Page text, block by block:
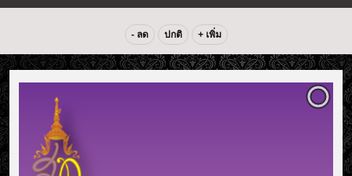
- ลด ปกติ + เพิ่ม